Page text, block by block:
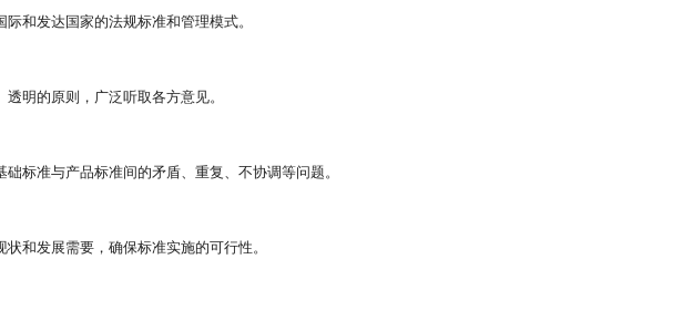
际和发达国家的法规标准和管理模式。
透明的原则，广泛听取各方意见。
础标准与产品标准间的矛盾、重复、不协调等问题。
状和发展需要，确保标准实施的可行性。